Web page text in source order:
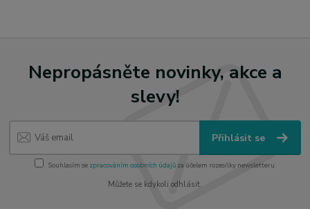
Nepropásněte novinky, akce a
slevy!
Přihlásit se
Souhlasím se zpracováním osobních údajůza účelem rozesílky newsletteru.
Můžete se kdykoli odhlásit.